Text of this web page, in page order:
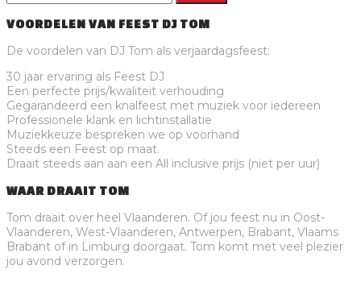
VOORDELEN VAN FEEST DJ TOM
De voordelen van DJ Tom als verjaardagsfeest:
30 jaar ervaring als Feest DJ
Een perfecte prijs/kwaliteit verhouding
Gegarandeerd een knalfeest met muziek voor iedereen
Professionele klank en lichtinstallatie
Muziekkeuze bespreken we op voorhand
Steeds een Feest op maat.
Draait steeds aan aan een All inclusive prijs (niet per uur)
WAAR DRAAIT TOM
Tom draait over heel Vlaanderen. Of jou feest nu in Oost-
Vlaanderen, West-Vlaanderen, Antwerpen, Brabant, Vlaams
Brabant of in Limburg doorgaat. Tom komt met veel plezier
jou avond verzorgen.